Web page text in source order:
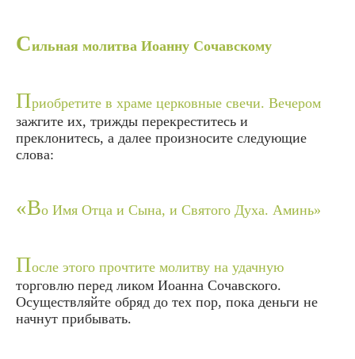
Сильная молитва Иоанну Сочавскому
Приобретите в храме церковные свечи. Вечером
зажгите их, трижды перекреститесь и
преклонитесь, а далее произносите следующие
слова:
«Во Имя Отца и Сына, и Святого Духа. Аминь»
После этого прочтите молитву на удачную
торговлю перед ликом Иоанна Сочавского.
Осуществляйте обряд до тех пор, пока деньги не
начнут прибывать.